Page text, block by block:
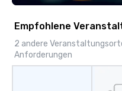
Empfohlene
2 andere
Anforderungen